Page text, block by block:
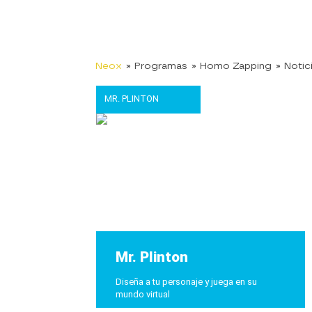
Neox » Programas » Homo Zapping »
MR. PLINTON
Mr. Plinton
Diseña a tu personaje y juega en su
mundo virtual